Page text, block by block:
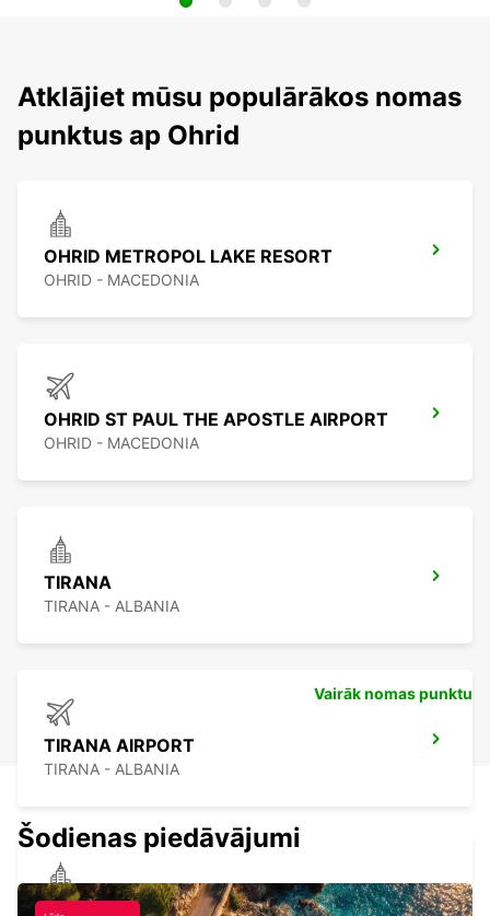
Atklājiet mūsu populārākos nomas
punktus ap Ohrid
OHRID METROPOL LAKE RESORT
OHRID - MACEDONIA
OHRID ST PAUL THE APOSTLE AIRPORT
OHRID - MACEDONIA
TIRANA
TIRANA - ALBANIA
TIRANA AIRPORT
TIRANA - ALBANIA
TETOVO AUTO CEM MEET AND GREET
Vairāk nomas punktu
Šodienas piedāvājumi